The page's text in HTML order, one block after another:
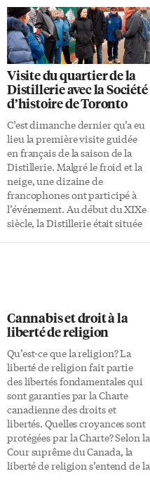
évoluons comme diffuseur
public», affirmait Sylvain
Lafrance, conférencier au Club
canadien, mardi 12 avril.
Depuis 2005, M. Lafrance
dirige les services de la
programmation de langue
française de CBC/Radio-
Canada qui comprennent, entre
autres, la Télévision de Radio-
Canada, le Réseau de
l’information de Radio-Canada
(RDI), la Radio de Radio-
Canada, Radio Canada
International (RCI) et Radio-
Canada.ca. Le plan
quinquennal (2015) de Radio-
Canada […]
Visite du quartier de la
Distillerie avec la Société
d’histoire de Toronto
C’est dimanche dernier qu’a eu
lieu la première visite guidée
en français de la saison de la
Distillerie. Malgré le froid et la
neige, une dizaine de
francophones ont participé à
l’événement. Au début du XIXe
siècle, la Distillerie était située
témoignent aujourd’hui les
nombreux bâtiments qui
composaient autrefois un
endroit où la fabrication de
whisky était importante.
Aujourd’hui, le site en est
devenu un que l’on peut
qualifier […]
Cannabis et droit à la
liberté de religion
Qu’est-ce que la religion? La
liberté de religion fait partie
des libertés fondamentales qui
sont garanties par la Charte
canadienne des droits et
libertés. Quelles croyances sont
protégées par la Charte? Selon la
Cour suprême du Canada, la
liberté de religion s’entend de la